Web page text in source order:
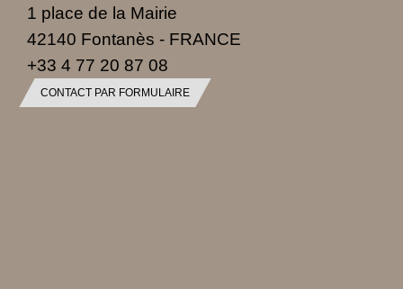
1 place de la Mairie
42140 Fontanès - FRANCE
+33 4 77 20 87 08
CONTACT PAR FORMULAIRE